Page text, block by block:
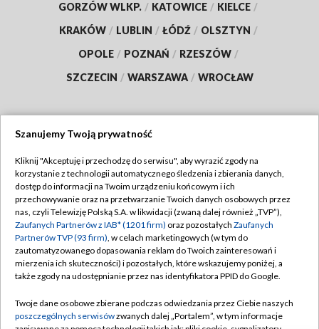
GORZÓW WLKP. / KATOWICE / KIELCE /
KRAKÓW / LUBLIN / ŁÓDŹ / OLSZTYN /
OPOLE / POZNAŃ / RZESZÓW /
SZCZECIN / WARSZAWA / WROCŁAW
TVP
Abonament TVP
Emisja w TVP
Centrum informacji TVP
Naziemna Telewizja Cyfrowa
Rada Programowa
Regulamin TVP
Polityka prywatności
Moje zgody
Pomoc
Kontakt
Szanujemy Twoją prywatność
Kliknij "Akceptuję i przechodzę do serwisu", aby wyrazić zgody na
korzystanie z technologii automatycznego śledzenia i zbierania danych,
dostęp do informacji na Twoim urządzeniu końcowym i ich
przechowywanie oraz na przetwarzanie Twoich danych osobowych przez
nas, czyli Telewizję Polską S.A. w likwidacji (zwaną dalej również „TVP”),
Zaufanych Partnerów z IAB* (1201 firm) oraz pozostałych Zaufanych
Partnerów TVP (93 firm), w celach marketingowych (w tym do
zautomatyzowanego dopasowania reklam do Twoich zainteresowań i
mierzenia ich skuteczności) i pozostałych, które wskazujemy poniżej, a
także zgody na udostępnianie przez nas identyfikatora PPID do Google.
Twoje dane osobowe zbierane podczas odwiedzania przez Ciebie naszych
poszczególnych serwisówzwanych dalej „Portalem”, w tym informacje